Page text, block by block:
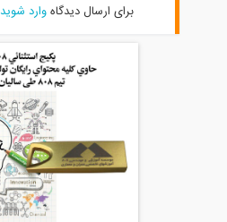
برای ارسال دیدگاهوارد شوید